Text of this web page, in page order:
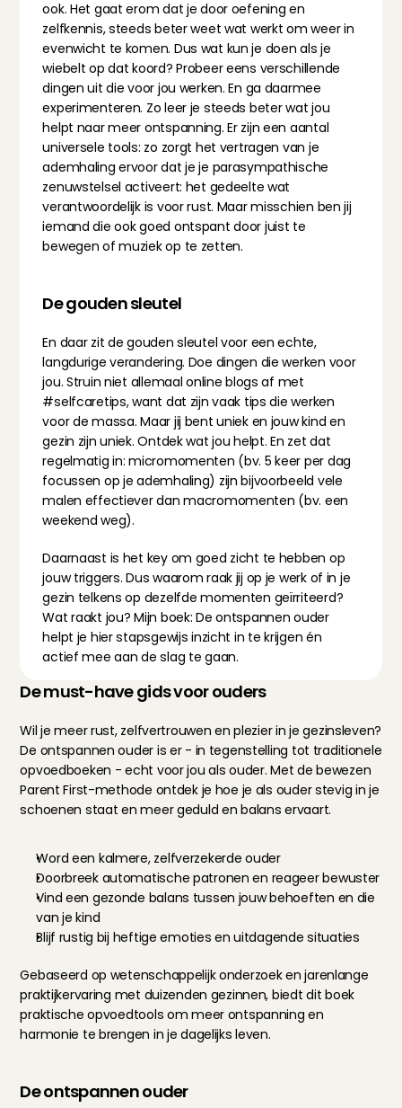
ook. Het gaat erom dat je door oefening en
zelfkennis, steeds beter weet wat werkt om weer in
evenwicht te komen. Dus wat kun je doen als je
wiebelt op dat koord? Probeer eens verschillende
dingen uit die voor jou werken. En ga daarmee
experimenteren. Zo leer je steeds beter wat jou
helpt naar meer ontspanning. Er zijn een aantal
universele tools: zo zorgt het vertragen van je
ademhaling ervoor dat je je parasympathische
zenuwstelsel activeert: het gedeelte wat
verantwoordelijk is voor rust. Maar misschien ben jij
iemand die ook goed ontspant door juist te
bewegen of muziek op te zetten.
De gouden sleutel
En daar zit de gouden sleutel voor een echte,
langdurige verandering. Doe dingen die werken voor
jou. Struin niet allemaal online blogs af met
#selfcaretips, want dat zijn vaak tips die werken
voor de massa. Maar jij bent uniek en jouw kind en
gezin zijn uniek. Ontdek wat jou helpt. En zet dat
regelmatig in: micromomenten (bv. 5 keer per dag
focussen op je ademhaling) zijn bijvoorbeeld vele
malen effectiever dan macromomenten (bv. een
weekend weg).
Daarnaast is het key om goed zicht te hebben op
jouw triggers. Dus waarom raak jij op je werk of in je
gezin telkens op dezelfde momenten geïrriteerd?
Wat raakt jou? Mijn boek: De ontspannen ouder
helpt je hier stapsgewijs inzicht in te krijgen én
actief mee aan de slag te gaan.
De must-have gids voor ouders
Wil je meer rust, zelfvertrouwen en plezier in je gezinsleven?
De ontspannen ouder is er - in tegenstelling tot traditionele
opvoedboeken - echt voor jou als ouder. Met de bewezen
Parent First-methode ontdek je hoe je als ouder stevig in je
schoenen staat en meer geduld en balans ervaart.
Word een kalmere, zelfverzekerde ouder
Doorbreek automatische patronen en reageer bewuster
Vind een gezonde balans tussen jouw behoeften en die
van je kind
Blijf rustig bij heftige emoties en uitdagende situaties
Gebaseerd op wetenschappelijk onderzoek en jarenlange
praktijkervaring met duizenden gezinnen, biedt dit boek
praktische opvoedtools om meer ontspanning en
harmonie te brengen in je dagelijks leven.
De ontspannen ouder